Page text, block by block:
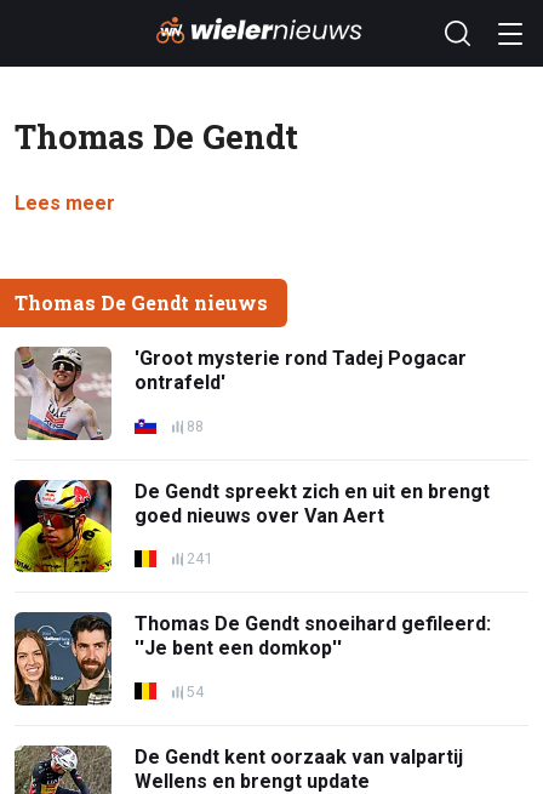
Thomas De Gendt
Lees meer
Thomas De Gendt nieuws
'Groot mysterie rond Tadej Pogacar
ontrafeld'
88
De Gendt spreekt zich en uit en brengt
goed nieuws over Van Aert
241
Thomas De Gendt snoeihard gefileerd:
''Je bent een domkop''
54
De Gendt kent oorzaak van valpartij
Wellens en brengt update